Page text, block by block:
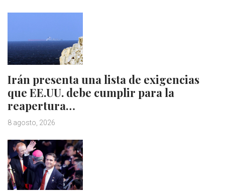
Irán presenta una lista de exigencias
que EE.UU. debe cumplir para la
reapertura…
8 agosto, 2026